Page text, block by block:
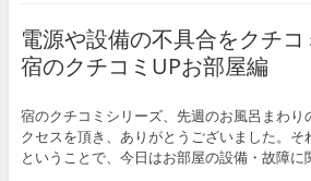
電源や設備の不具合をクチ
宿のクチコミUPお部屋編
宿のクチコミシリーズ、先週のお風呂まわり
クセスを頂き、ありがとうございました。そ
ということで、今日はお部屋の設備・故障に